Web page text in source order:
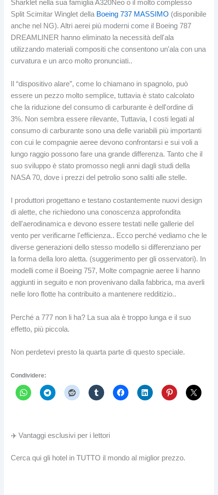
Sharklet nella sua famiglia A320Neo o il molto complesso
Split Scimitar Winglet della Boeing 737 MASSIMO (disponibile
anche nel NG). Altri aerei più moderni come il Boeing 787
DREAMLINER hanno eliminato la necessità dell'ala
utilizzando materiali compositi che consentono un'ala con una
curvatura e un arco molto pronunciati..
Il “dispositivo alare”, come lo chiamano in spagnolo, può
essere un pezzo molto semplice, tuttavia è stato calcolato
che la riduzione del consumo di carburante è dell'ordine di
3%. Non sembra essere rilevante, Tuttavia, I costi legati al
consumo di carburante sono una delle variabili più importanti
con cui le compagnie aeree devono confrontarsi e sui voli a
lungo raggio possono fare una grande differenza. Tanto che il
suo sviluppo è stato promosso negli anni dagli studi della
NASA 70, dove i prezzi del petrolio sono saliti alle stelle.
I produttori progettano e testano costantemente nuovi design
di alette, che richiedono una conoscenza approfondita
dell'aerodinamica e devono essere testati nelle gallerie del
vento per verificarne l'efficienza.. Ecco perché vediamo che le
diverse generazioni dello stesso modello si differenziano per
la forma della loro aletta. (suggerimento per gli osservatori). In
modelli come il Boeing 757, Molte compagnie aeree li hanno
aggiunti in seguito e non provenivano dalla fabbrica, ma averli
nelle loro flotte ha contribuito a mantenere redditizio..
Perché a 777 non li ha? La sua ala è troppo lunga e il suo
effetto, più piccola.
Non perdetevi presto la quarta parte di questo speciale.
Condividere:
✈️ Vantaggi esclusivi per i lettori
Cerca qui gli hotel in TUTTO il mondo al miglior prezzo.